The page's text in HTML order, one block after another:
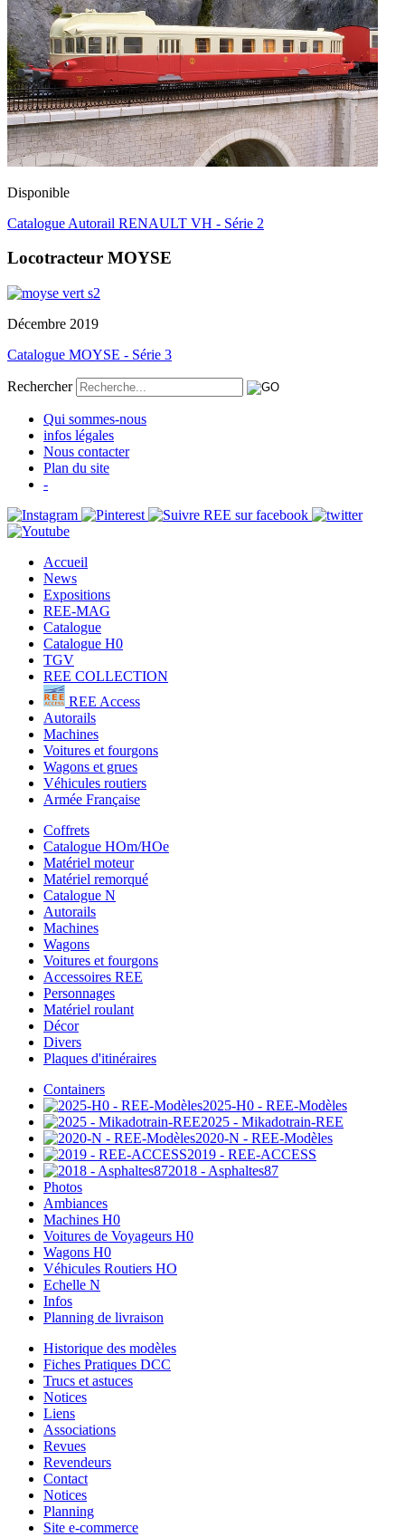
Disponible
Catalogue Autorail RENAULT VH - Série 2
Locotracteur MOYSE
Décembre 2019
Catalogue MOYSE - Série 3
Rechercher
Qui sommes-nous
infos légales
Nous contacter
Plan du site
-
Accueil
News
Expositions
REE-MAG
Catalogue
Catalogue H0
TGV
REE COLLECTION
REE Access
Autorails
Machines
Voitures et fourgons
Wagons et grues
Véhicules routiers
Armée Française
Coffrets
Catalogue HOm/HOe
Matériel moteur
Matériel remorqué
Catalogue N
Autorails
Machines
Wagons
Voitures et fourgons
Accessoires REE
Personnages
Matériel roulant
Décor
Divers
Plaques d'itinéraires
Containers
2025-H0 - REE-Modèles
2025 - Mikadotrain-REE
2020-N - REE-Modèles
2019 - REE-ACCESS
2018 - Asphaltes87
Photos
Ambiances
Machines H0
Voitures de Voyageurs H0
Wagons H0
Véhicules Routiers HO
Echelle N
Infos
Planning de livraison
Historique des modèles
Fiches Pratiques DCC
Trucs et astuces
Notices
Liens
Associations
Revues
Revendeurs
Contact
Notices
Planning
Site e-commerce